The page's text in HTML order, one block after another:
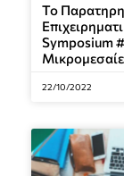
Το
Symposium
22/10/2022